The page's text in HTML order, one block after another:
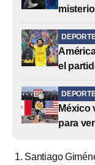
el
México
para
Santiago